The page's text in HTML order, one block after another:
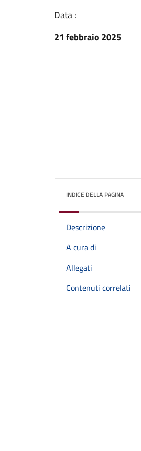
Data :
21 febbraio 2025
INDICE DELLA PAGINA
Descrizione
A cura di
Allegati
Contenuti correlati